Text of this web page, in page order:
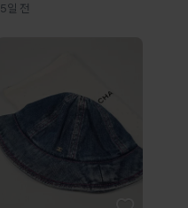
5일 전